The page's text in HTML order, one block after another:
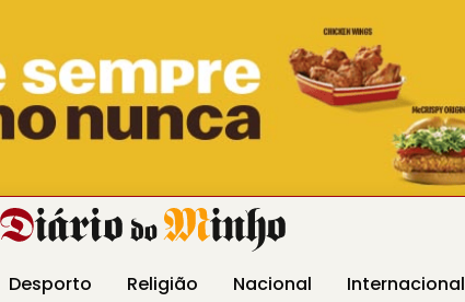
Gráfica DM Livraria DM Arquidiocese
Desporto Religião Nacional
Internacional